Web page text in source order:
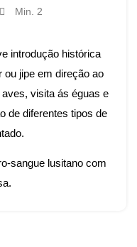
Min. 2
introdução histórica
ou jipe em direção ao
visita ás éguas e
de diferentes tipos de
sangue lusitano com